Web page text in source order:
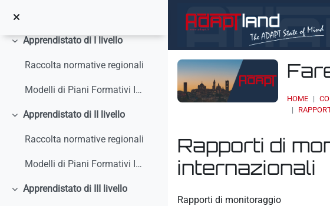
Minimizza
Apprendistato di I livello
Raccolta normative regionali
Modelli di Piani Formativi Individuali
Minimizza
Apprendistato di II livello
Raccolta normative regionali
Modelli di Piani Formativi Individuali
Minimizza
Apprendistato di III livello
HOME
Rapporti di
internazionali
Rapporti di monitoraggio